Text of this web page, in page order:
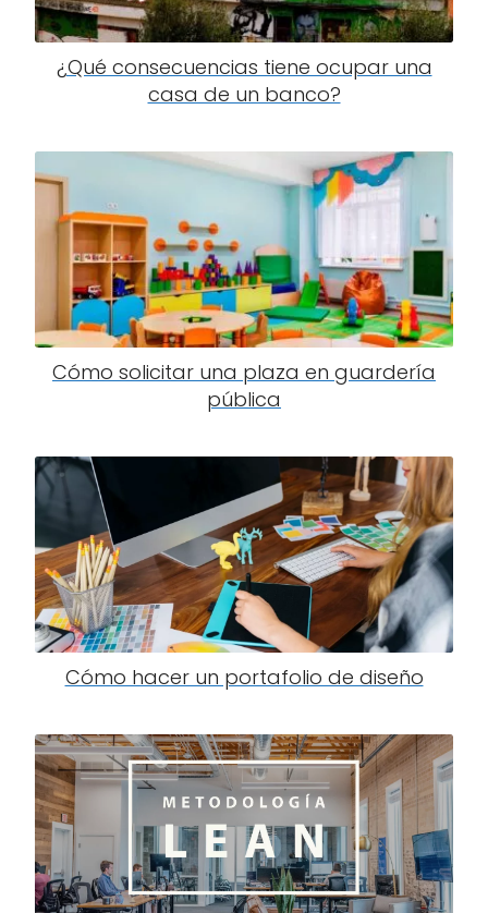
¿Qué consecuencias tiene ocupar una
casa de un banco?
Cómo solicitar una plaza en guardería
pública
Cómo hacer un portafolio de diseño